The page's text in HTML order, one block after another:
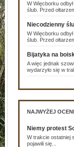
W Więcborku
ślub. Przed
Niecodzienny
W Więcborku
ślub. Przed
Bijatyka na
A więc jednak
wydarzyło się w
NAJWYŻEJ
Niemy protest
W trakcie ostatniej
pojawili się...